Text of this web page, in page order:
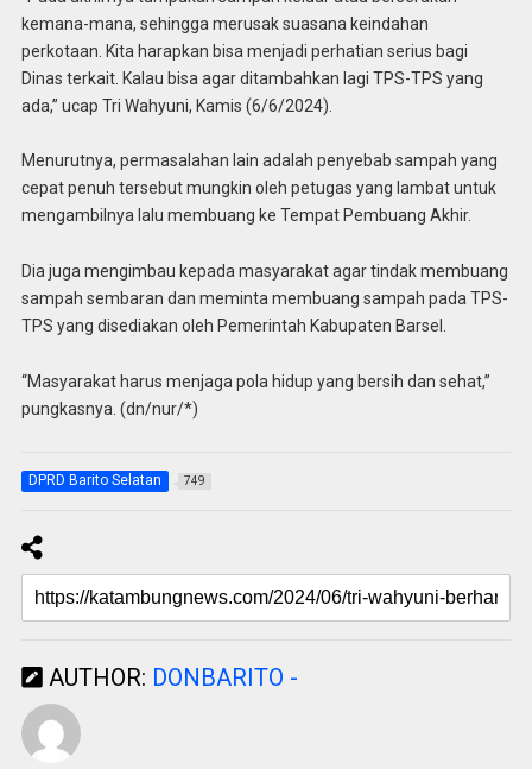
kemana-mana, sehingga merusak suasana keindahan
perkotaan. Kita harapkan bisa menjadi perhatian serius bagi
Dinas terkait. Kalau bisa agar ditambahkan lagi TPS-TPS yang
ada,” ucap Tri Wahyuni, Kamis (6/6/2024).
Menurutnya, permasalahan lain adalah penyebab sampah yang
cepat penuh tersebut mungkin oleh petugas yang lambat untuk
mengambilnya lalu membuang ke Tempat Pembuang Akhir.
Dia juga mengimbau kepada masyarakat agar tindak membuang
sampah sembaran dan meminta membuang sampah pada TPS-
TPS yang disediakan oleh Pemerintah Kabupaten Barsel.
“Masyarakat harus menjaga pola hidup yang bersih dan sehat,”
pungkasnya. (dn/nur/*)
DPRD Barito Selatan 749
AUTHOR: DONBARITO -